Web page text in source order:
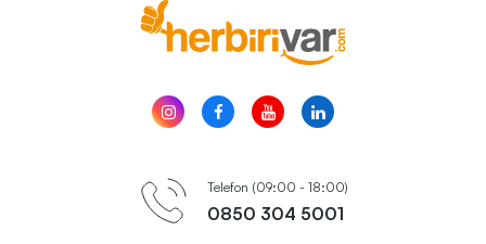
Telefon (09:00 - 18:00)
0850 304 5001